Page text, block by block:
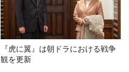
『虎に翼』は朝ドラにおける戦争
観を更新